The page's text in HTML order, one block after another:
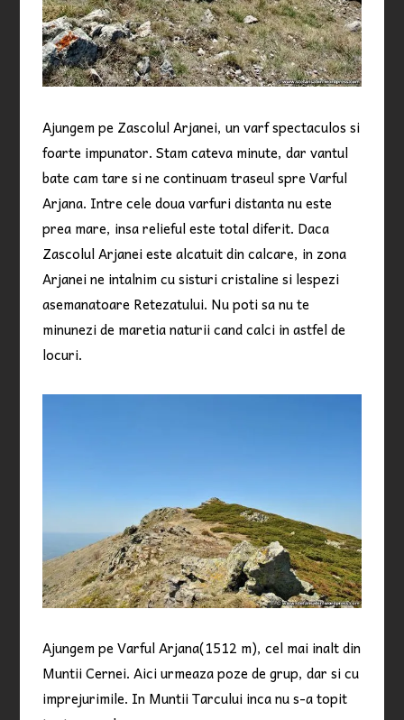
Ajungem pe Zascolul Arjanei, un varf spectaculos si
foarte impunator. Stam cateva minute, dar vantul
bate cam tare si ne continuam traseul spre Varful
Arjana. Intre cele doua varfuri distanta nu este
prea mare, insa relieful este total diferit. Daca
Zascolul Arjanei este alcatuit din calcare, in zona
Arjanei ne intalnim cu sisturi cristaline si lespezi
asemanatoare Retezatului. Nu poti sa nu te
minunezi de maretia naturii cand calci in astfel de
locuri.
Ajungem pe Varful Arjana(1512 m), cel mai inalt din
Muntii Cernei. Aici urmeaza poze de grup, dar si cu
imprejurimile. In Muntii Tarcului inca nu s-a topit